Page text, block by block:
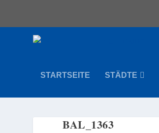
STARTSEITE STÄDTE
BAL_1363